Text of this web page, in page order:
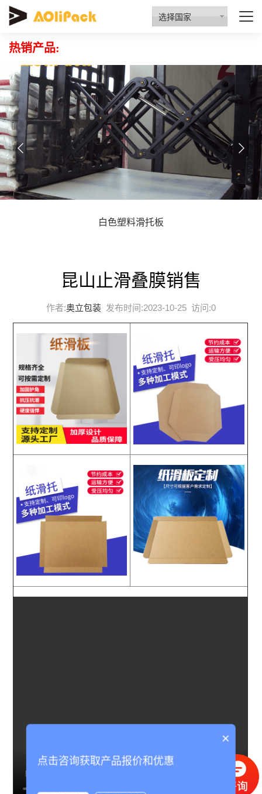
选择国家
质量检验 资质认证 行业动态 招商代理
热销产品:
白色塑料滑托板
昆山止滑叠膜销售
作者:奥立包装 发布时间:2023-10-25 访问:0
×
点击咨询获取产品报价和优惠